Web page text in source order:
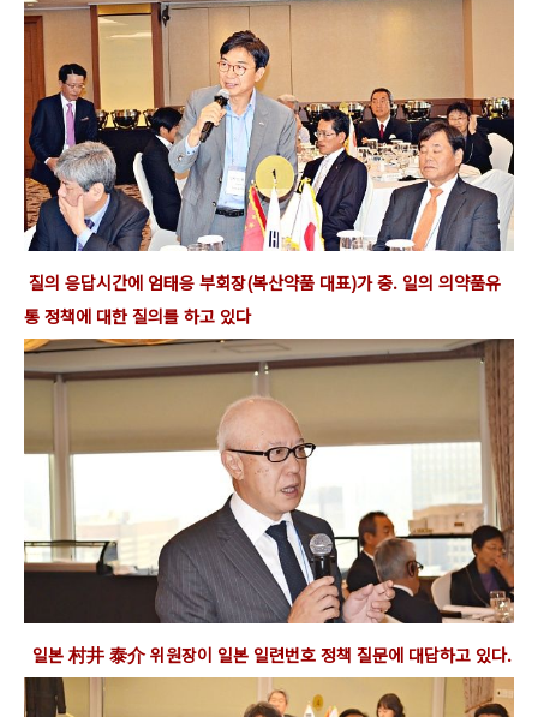
질의 응답시간에 엄태응 부회장(복산약품 대표)가 중. 일의 의약품유
통 정책에 대한 질의를 하고 있다
일본 村井泰介위원장이 일본 일련번호 정책 질문에 대답하고 있다.